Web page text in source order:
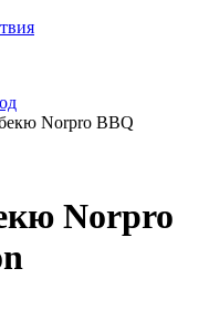
Norpro BBQ
Norpro